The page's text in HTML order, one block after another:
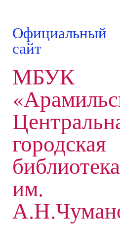
Официальный
сайт
МБУК
городская
библиотека
им.